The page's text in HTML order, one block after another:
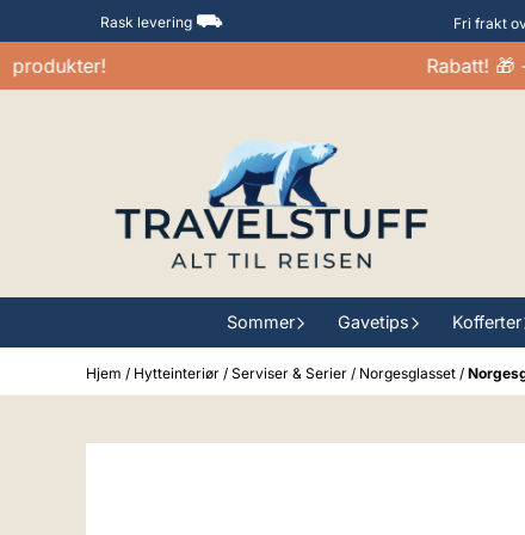
Hopp til innholdRask levering ⛟ Fri frakt
Rabatt! 🎁 -
Sommer Gavetips Kofferter
Hjem / Hytteinteriør / Serviser & Serier / Norgesglasset /